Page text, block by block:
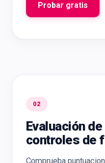
Probar gratis
02
Evaluación
controles de
Comprueba